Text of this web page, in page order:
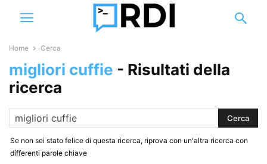
Home Cerca
migliori cuffie - Risultati della
ricerca
Se non sei stato felice di questa ricerca, riprova con un'altra ricerca con
differenti parole chiave